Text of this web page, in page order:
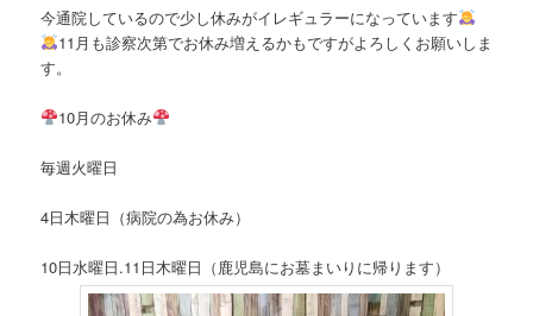
今通院しているので少し休みがイレギュラーになっています
11月も診察次第でお休み増えるかもですがよろしくお願いしま
す。
10月のお休み
毎週火曜日
4日木曜日（病院の為お休み）
10日水曜日.11日木曜日（鹿児島にお墓まいりに帰ります）